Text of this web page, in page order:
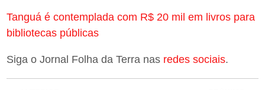
Tanguá é contemplada com R$ 20 mil em livros para
bibliotecas públicas
Siga o Jornal Folha da Terra nas redes sociais.